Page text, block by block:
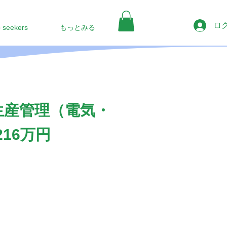
seekers もっとみる ロ
管理（電気・
万円